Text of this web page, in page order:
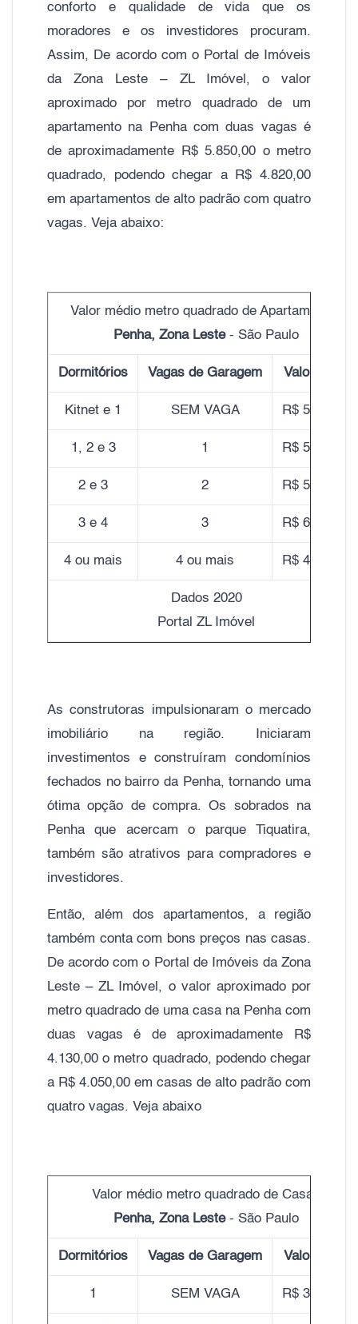
conforto e qualidade de vida que os
moradores e os investidores procuram.
Assim, De acordo com o Portal de Imóveis
da Zona Leste – ZL Imóvel, o valor
aproximado por metro quadrado de um
apartamento na Penha com duas vagas é
de aproximadamente R$ 5.850,00 o metro
quadrado, podendo chegar a R$ 4.820,00
em apartamentos de alto padrão com quatro
vagas. Veja abaixo:
Valor médio metro quadrado de Apartamentos
Penha, Zona Leste- São Paulo
Dormitórios Vagas de Garagem Valor do m²
Kitnet e 1 SEM VAGA R$ 5.260,00
1, 2 e 3 1 R$ 5.420,00
2 e 3 2 R$ 5.850,00
3 e 4 3 R$ 6.260,00
4 ou mais 4 ou mais R$ 4.820,00
Dados 2020
Portal ZL Imóvel
As construtoras impulsionaram o mercado
imobiliário na região. Iniciaram
investimentos e construíram condomínios
fechados no bairro da Penha, tornando uma
ótima opção de compra. Os sobrados na
Penha que acercam o parque Tiquatira,
também são atrativos para compradores e
investidores.
Então, além dos apartamentos, a região
também conta com bons preços nas casas.
De acordo com o Portal de Imóveis da Zona
Leste – ZL Imóvel, o valor aproximado por
metro quadrado de uma casa na Penha com
duas vagas é de aproximadamente R$
4.130,00 o metro quadrado, podendo chegar
a R$ 4.050,00 em casas de alto padrão com
quatro vagas. Veja abaixo
Valor médio metro quadrado de Casas
Penha, Zona Leste- São Paulo
Dormitórios Vagas de Garagem Valor do m²
1 SEM VAGA R$ 3.800,00